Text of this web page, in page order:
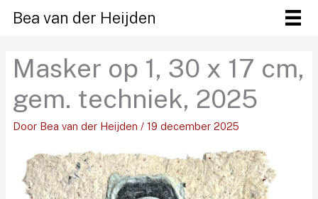
naar
inhoud
Bea van der Heijden
Masker op 1, 30 x 17 cm,
gem. techniek, 2025
Door Bea van der Heijden / 19 december 2025